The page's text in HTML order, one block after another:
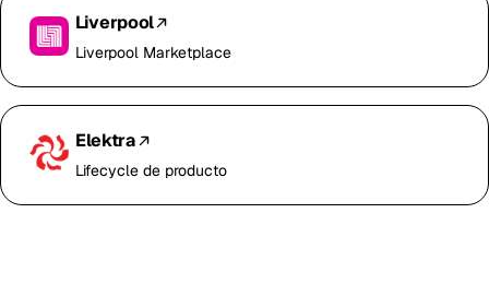
Liverpool
Liverpool Marketplace
Elektra
Lifecycle de producto